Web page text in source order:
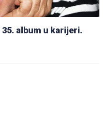
album u karijeri.